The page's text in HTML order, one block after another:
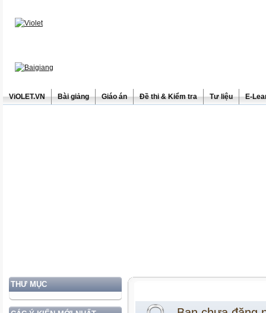
ViOLET.VN Bài giảng Giáo án Đề thi & Kiểm tra Tư liệu E-
THƯ MỤC